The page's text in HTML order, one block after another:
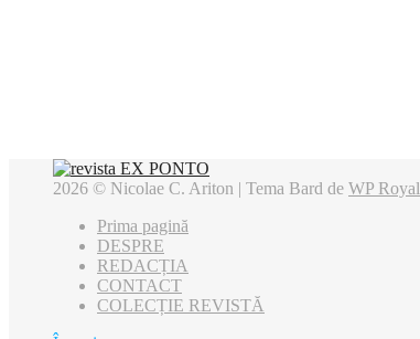
2026 © Nicolae C. Ariton | Tema Bard de WP Royal
Prima pagină
DESPRE
REDACȚIA
CONTACT
COLECȚIE REVISTĂ